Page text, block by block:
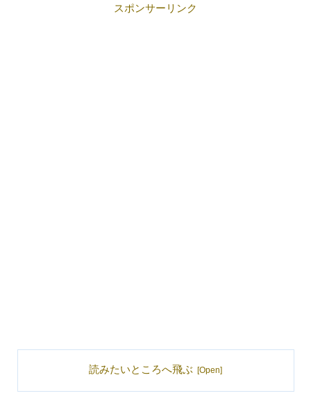
スポンサーリンク
読みたいところへ飛ぶ